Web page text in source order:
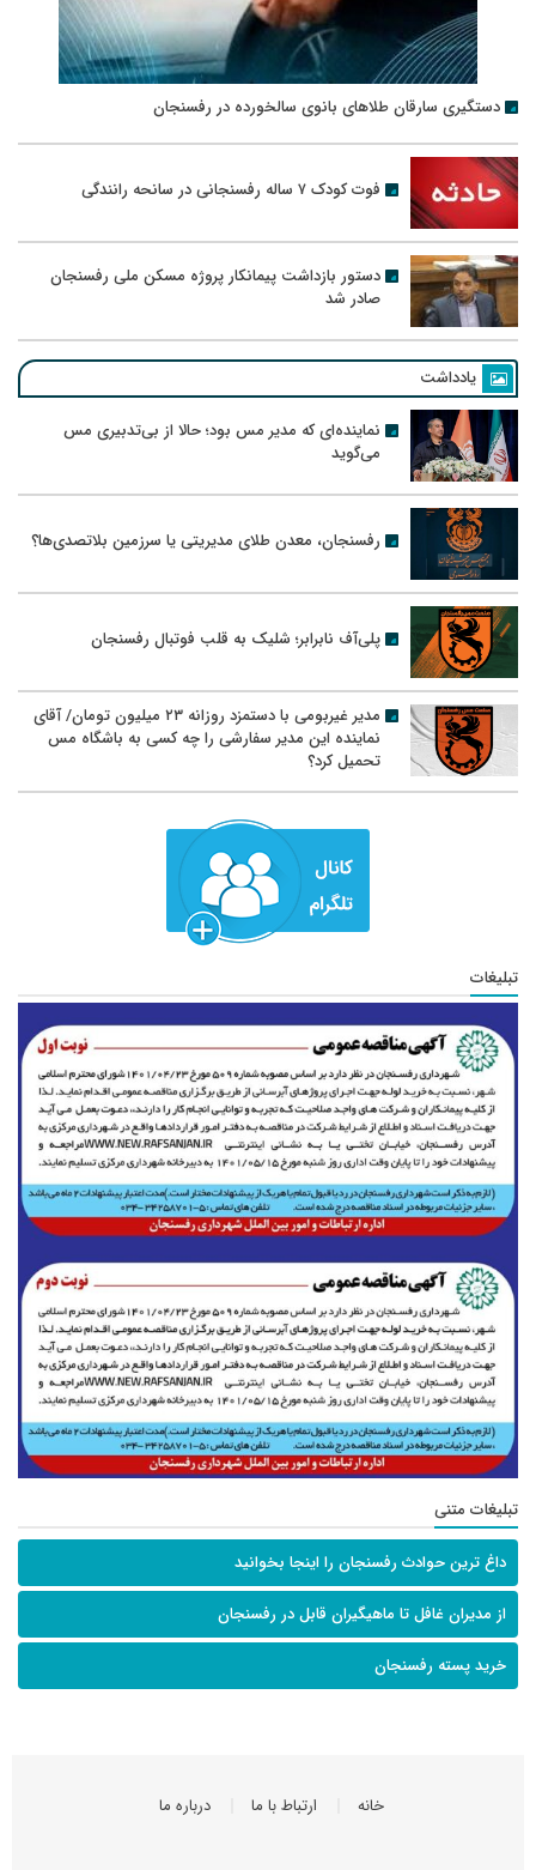
دستگیری سارقان طلاهای بانوی سالخورده در رفسنجان
فوت کودک ۷ ساله رفسنجانی در سانحه رانندگی
دستور بازداشت پیمانکار پروژه مسکن ملی رفسنجان
صادر شد
یادداشت
نماینده‌ای که مدیر مس بود؛ حالا از بی‌تدبیری مس
می‌گوید
رفسنجان، معدن طلای مدیریتی یا سرزمین بلاتصدی‌ها؟
پلی‌آف نابرابر؛ شلیک به قلب فوتبال رفسنجان
مدیر غیربومی با دستمزد روزانه ۲۳ میلیون تومان/ آقای
نماینده این مدیر سفارشی را چه کسی به باشگاه مس
تحمیل کرد؟
تبلیغات
تبلیغات متنی
داغ ترین حوادث رفسنجان را اینجا بخوانید
از مدیران غافل تا ماهیگیران قابل در رفسنجان
خرید پسته رفسنجان
خانه ارتباط با ما درباره ما